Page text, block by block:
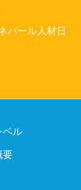
パール人材日
ベル
要